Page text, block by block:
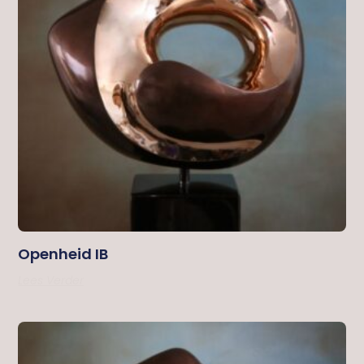
Openheid IB